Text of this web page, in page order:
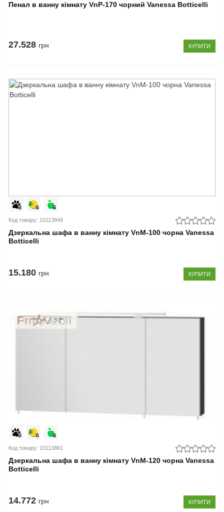
Пенал в ванну кімнату VnP-170 чорний Vanessa Botticelli
27.528 грн КУПИТИ
Код товару: 10113849
Дзеркальна шафа в ванну кімнату VnM-100 чорна Vanessa
Botticelli
15.180 грн КУПИТИ
Код товару: 10113861
Дзеркальна шафа в ванну кімнату VnM-120 чорна Vanessa
Botticelli
14.772 грн КУПИТИ